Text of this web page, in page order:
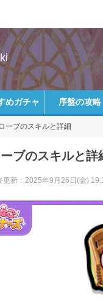
めガチャ 序盤の攻略
ーブのスキルと詳細
ブのスキルと詳
更新：2025年9月26日(金)